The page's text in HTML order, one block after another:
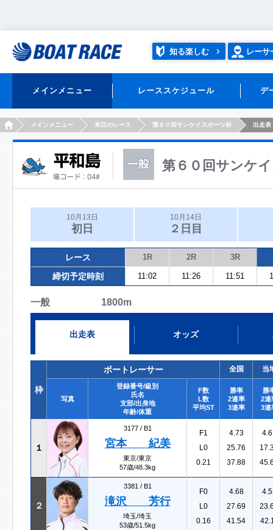
知る楽しむ レーサ
メインメニュー レーススケジュール デ
HOMEメインメニュー 本日のレース 第６０回サンケイスポーツ杯 出走表
第６０回サンケ
10月13日
初日
10月14日
２日目
レース 1R 2R 3R
締切予定時刻 11:02 11:26 11:51
一般 1800m
出走表 オッズ
枠
ボートレーサー 全国 当
写真
登録番号/級別
氏名
支部/出身地
年齢/体重
F数
L数
平均ST
勝率
2連率
3連率
勝
2連
3連
１
3177 / B1
宮本 紀美
東京/東京
57歳/48.3kg
F1
L0
0.21
4.73
25.76
37.88
２
3381 / B1
滝沢 芳行
埼玉/埼玉
53歳/51.5kg
F0
L0
0.16
4.68
27.69
41.54